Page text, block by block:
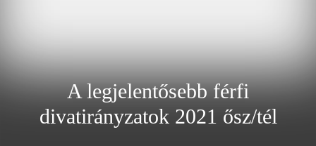
A legjelentősebb férfi
divatirányzatok 2021 ősz/tél